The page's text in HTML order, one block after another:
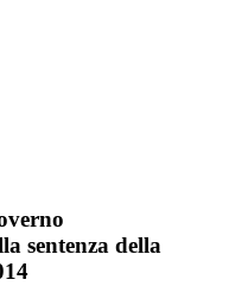
sentenza della